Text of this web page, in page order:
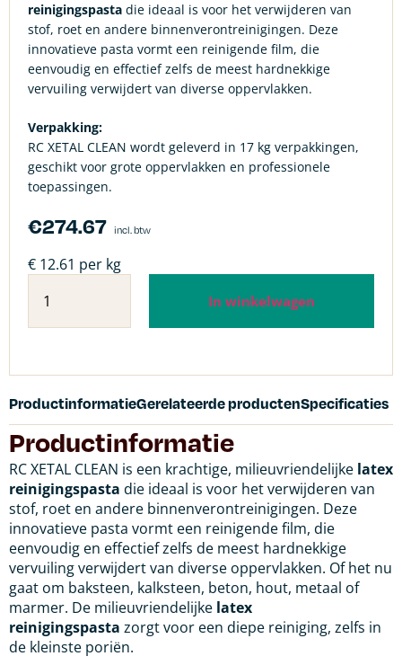
reinigingspasta die ideaal is voor het verwijderen van
stof, roet en andere binnenverontreinigingen. Deze
innovatieve pasta vormt een reinigende film, die
eenvoudig en effectief zelfs de meest hardnekkige
vervuiling verwijdert van diverse oppervlakken.
Verpakking:
RC XETAL CLEAN wordt geleverd in 17 kg verpakkingen,
geschikt voor grote oppervlakken en professionele
toepassingen.
€274.67 incl. btw
€ 12.61 per kg
In winkelwagen
ProductinformatieGerelateerde productenSpecificaties
Productinformatie
RC XETAL CLEAN is een krachtige, milieuvriendelijke latex
reinigingspasta die ideaal is voor het verwijderen van
stof, roet en andere binnenverontreinigingen. Deze
innovatieve pasta vormt een reinigende film, die
eenvoudig en effectief zelfs de meest hardnekkige
vervuiling verwijdert van diverse oppervlakken. Of het nu
gaat om baksteen, kalksteen, beton, hout, metaal of
marmer. De milieuvriendelijke latex
reinigingspasta zorgt voor een diepe reiniging, zelfs in
de kleinste poriën.